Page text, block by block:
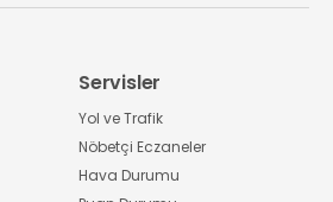
Servisler
Yol ve Trafik
Nöbetçi Eczaneler
Hava Durumu